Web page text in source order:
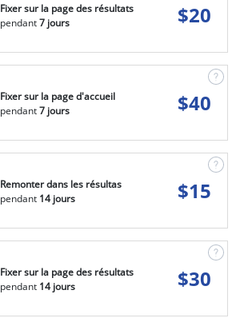
Fixer sur la page des résultats
pendant7 jours $20
Fixer sur la page d'accueil
pendant7 jours $40
Remonter dans les résultas
pendant 14 jours $15
Fixer sur la page des résultats
pendant 14 jours $30